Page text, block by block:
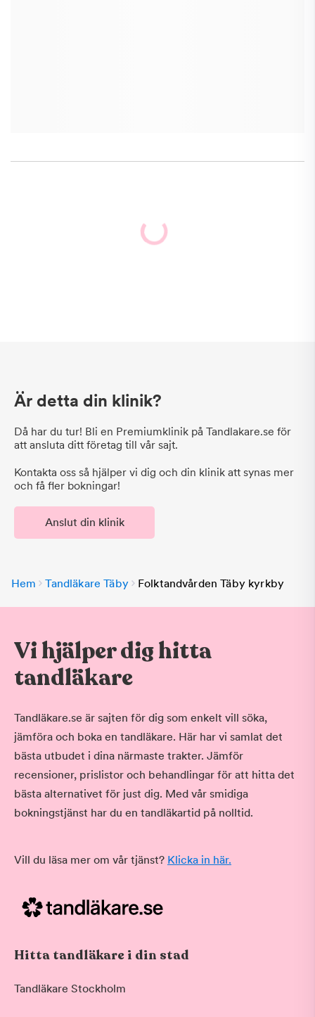
Är detta din klinik?
Då har du tur! Bli en Premiumklinik på Tandlakare.se för
att ansluta ditt företag till vår sajt.
Kontakta oss så hjälper vi dig och din klinik att synas mer
och få fler bokningar!
Anslut din klinik
Hem Tandläkare Täby Folktandvården Täby kyrkby
Vi hjälper dig hitta
tandläkare
Tandläkare.se är sajten för dig som enkelt vill söka,
jämföra och boka en tandläkare. Här har vi samlat det
bästa utbudet i dina närmaste trakter. Jämför
recensioner, prislistor och behandlingar för att hitta det
bästa alternativet för just dig. Med vår smidiga
bokningstjänst har du en tandläkartid på nolltid.
Vill du läsa mer om vår tjänst? Klicka in här.
Hitta tandläkare i din stad
Tandläkare Stockholm